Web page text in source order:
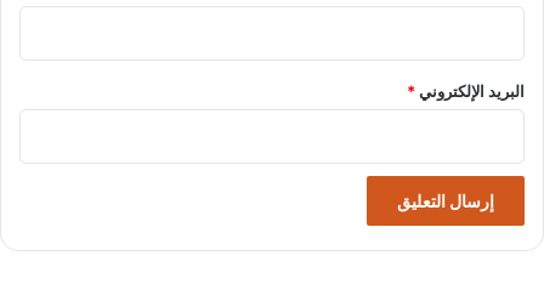
البريد الإلكتروني*